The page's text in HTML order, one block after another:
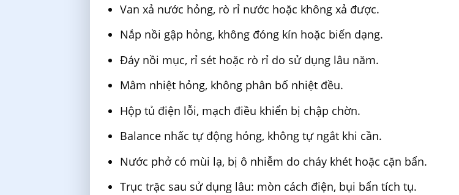
Van xả nước hỏng, rò rỉ nước hoặc không xả được.
Nắp nồi gập hỏng, không đóng kín hoặc biến dạng.
Đáy nồi mục, rỉ sét hoặc rò rỉ do sử dụng lâu năm.
Mâm nhiệt hỏng, không phân bố nhiệt đều.
Hộp tủ điện lỗi, mạch điều khiển bị chập chờn.
Balance nhấc tự động hỏng, không tự ngắt khi cần.
Nước phở có mùi lạ, bị ô nhiễm do cháy khét hoặc cặn bẩn.
Trục trặc sau sử dụng lâu: mòn cách điện, bụi bẩn tích tụ.